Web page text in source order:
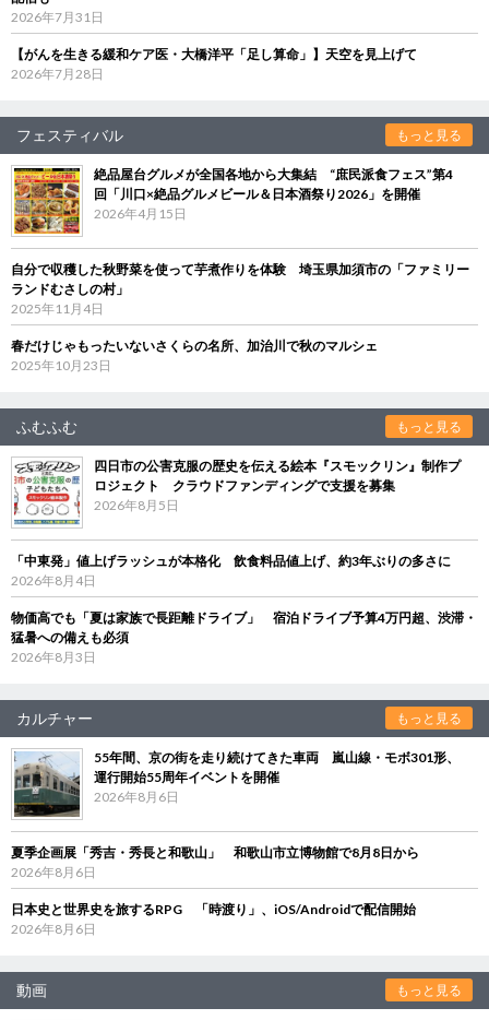
2026年7月31日
【がんを生きる緩和ケア医・大橋洋平「足し算命」】天空を見上げて
2026年7月28日
フェスティバル もっと見る
絶品屋台グルメが全国各地から大集結 “庶民派食フェス”第4
回「川口×絶品グルメビール＆日本酒祭り2026」を開催
2026年4月15日
自分で収穫した秋野菜を使って芋煮作りを体験 埼玉県加須市の「ファミリー
ランドむさしの村」
2025年11月4日
春だけじゃもったいないさくらの名所、加治川で秋のマルシェ
2025年10月23日
ふむふむ もっと見る
四日市の公害克服の歴史を伝える絵本『スモックリン』制作プ
ロジェクト クラウドファンディングで支援を募集
2026年8月5日
「中東発」値上げラッシュが本格化 飲食料品値上げ、約3年ぶりの多さに
2026年8月4日
物価高でも「夏は家族で長距離ドライブ」 宿泊ドライブ予算4万円超、渋滞・
猛暑への備えも必須
2026年8月3日
カルチャー もっと見る
55年間、京の街を走り続けてきた車両 嵐山線・モボ301形、
運行開始55周年イベントを開催
2026年8月6日
夏季企画展「秀吉・秀長と和歌山」 和歌山市立博物館で8月8日から
2026年8月6日
日本史と世界史を旅するRPG 「時渡り」、iOS/Androidで配信開始
2026年8月6日
動画 もっと見る